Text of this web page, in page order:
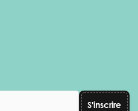
S'inscrire